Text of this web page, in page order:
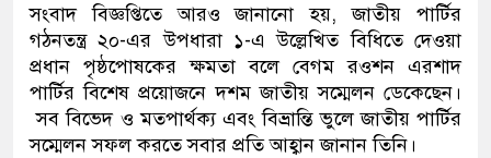
সংবাদ বিজ্ঞপ্তিতে আরও জানানো হয়, জাতীয় পার্টির
গঠনতন্ত্র ২০-এর উপধারা ১-এ উল্লেখিত বিধিতে দেওয়া
প্রধান পৃষ্ঠপোষকের ক্ষমতা বলে বেগম রওশন এরশাদ
পার্টির বিশেষ প্রয়োজনে দশম জাতীয় সম্মেলন ডেকেছেন।
সব বিভেদ ও মতপার্থক্য এবং বিভ্রান্তি ভুলে জাতীয় পার্টির
সম্মেলন সফল করতে সবার প্রতি আহ্বান জানান তিনি।